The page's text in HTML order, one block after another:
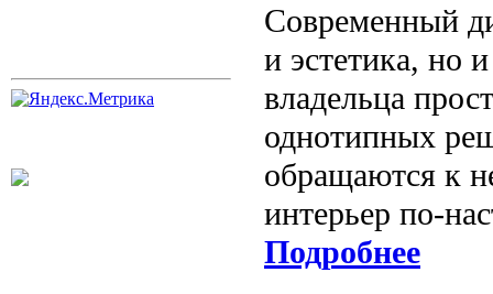
Современный
и эстетика, но
владельца
однотипных
обращаются к
интерьер по-
Подробнее